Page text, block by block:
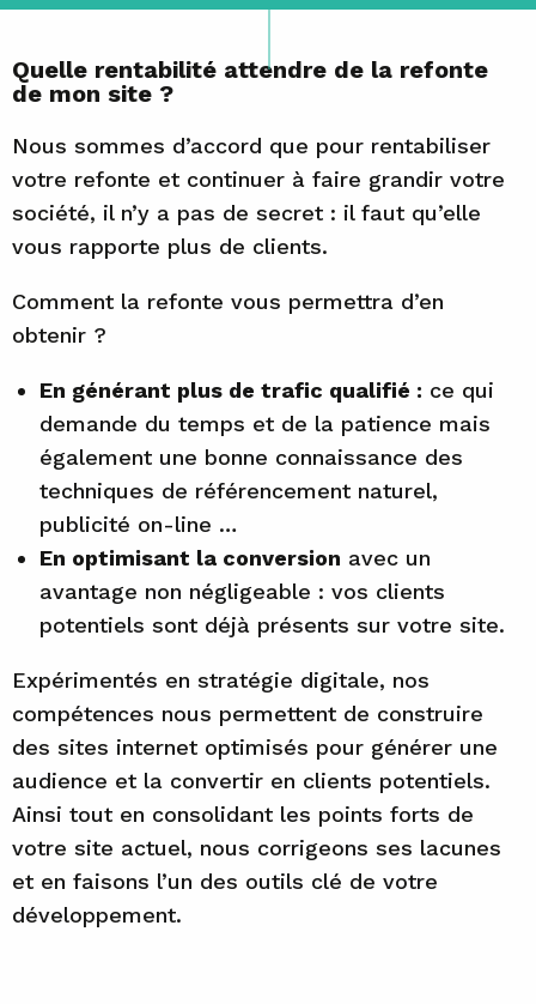
Quelle rentabilité attendre de la refonte
de mon site ?
Nous sommes d’accord que pour rentabiliser
votre refonte et continuer à faire grandir votre
société, il n’y a pas de secret : il faut qu’elle
vous rapporte plus de clients.
Comment la refonte vous permettra d’en
obtenir ?
En générant plus de trafic qualifié : ce qui
demande du temps et de la patience mais
également une bonne connaissance des
techniques de référencement naturel,
publicité on-line …
En optimisant la conversion avec un
avantage non négligeable : vos clients
potentiels sont déjà présents sur votre site.
Expérimentés en stratégie digitale, nos
compétences nous permettent de construire
des sites internet optimisés pour générer une
audience et la convertir en clients potentiels.
Ainsi tout en consolidant les points forts de
votre site actuel, nous corrigeons ses lacunes
et en faisons l’un des outils clé de votre
développement.